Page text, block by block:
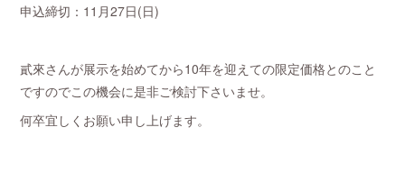
申込締切：11月27日(日)
貳來さんが展示を始めてから10年を迎えての限定価格とのこと
ですのでこの機会に是非ご検討下さいませ。
何卒宜しくお願い申し上げます。